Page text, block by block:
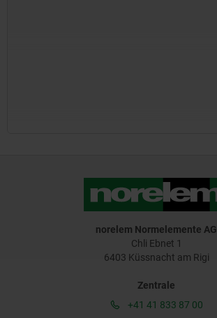
norelem Normelemente AG
Chli Ebnet 1
6403 Küssnacht am Rigi
Zentrale
+41 41 833 87 00